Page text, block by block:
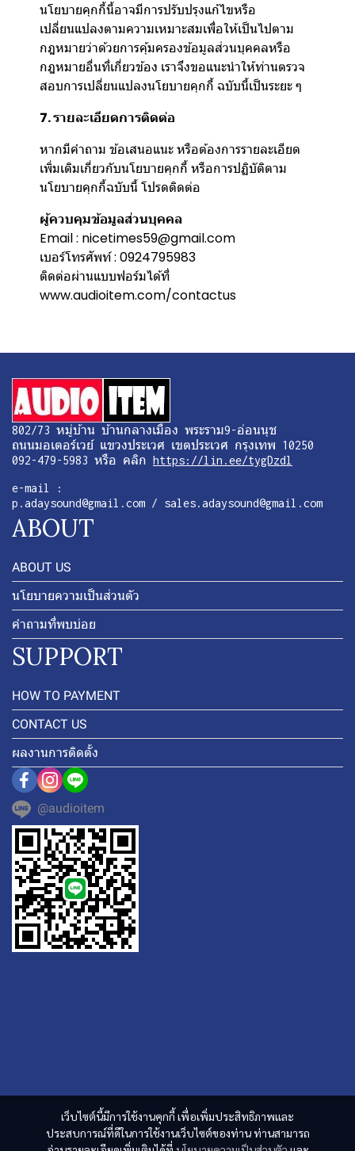
นโยบายคุกกี้นี้อาจมีการปรับปรุงแก้ไขหรือ
เปลี่ยนแปลงตามความเหมาะสมเพื่อให้เป็นไปตาม
กฎหมายว่าด้วยการคุ้มครองข้อมูลส่วนบุคคลหรือ
กฎหมายอื่นที่เกี่ยวข้อง เราจึงขอแนะนำให้ท่านตรวจ
สอบการเปลี่ยนแปลงนโยบายคุกกี้ ฉบับนี้เป็นระยะ ๆ
7. รายละเอียดการติดต่อ
หากมีคำถาม ข้อเสนอแนะ หรือต้องการรายละเอียด
เพิ่มเติมเกี่ยวกับนโยบายคุกกี้ หรือการปฏิบัติตาม
นโยบายคุกกี้ฉบับนี้ โปรดติดต่อ
ผู้ควบคุมข้อมูลส่วนบุคคล
Email : nicetimes59@gmail.com
เบอร์โทรศัพท์ : 0924795983
ติดต่อผ่านแบบฟอร์มได้ที่
www.audioitem.com/contactus
เว็บไซต์นี้มีการใช้งานคุกกี้ เพื่อเพิ่มประสิทธิภาพและ
ประสบการณ์ที่ดีในการใช้งานเว็บไซต์ของท่าน ท่านสามารถ
802/73 หมู่บ้าน บ้านกลางเมือง พระราม9-อ่อนนุช
ถนนมอเตอร์เวย์ แขวงประเวศ เขตประเวศ กรุงเทพ 10250
092-479-5983 หรือ คลิก https://lin.ee/tygDzdl
e-mail :
p.adaysound@gmail.com / sales.adaysound@gmail.com
ABOUT
ABOUT US
นโยบายความเป็นส่วนตัว
คำถามที่พบบ่อย
SUPPORT
HOW TO PAYMENT
CONTACT US
ผลงานการติดตั้ง
@audioitem